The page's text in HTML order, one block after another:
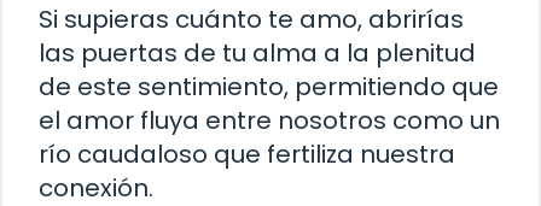
Si supieras cuánto te amo, abrirías
las puertas de tu alma a la plenitud
de este sentimiento, permitiendo que
el amor fluya entre nosotros como un
río caudaloso que fertiliza nuestra
conexión.